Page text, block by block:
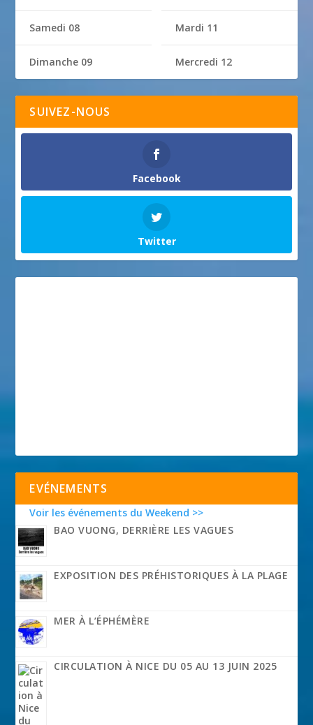
Samedi 08
Dimanche 09
Mardi 11
Mercredi 12
SUIVEZ-NOUS
Facebook
Twitter
EVÉNEMENTS
Voir les événements du Weekend >>
BAO VUONG, DERRIÈRE LES VAGUES
EXPOSITION DES PRÉHISTORIQUES À LA PLAGE
MER À L’ÉPHÉMÈRE
CIRCULATION À NICE DU 05 AU 13 JUIN 2025